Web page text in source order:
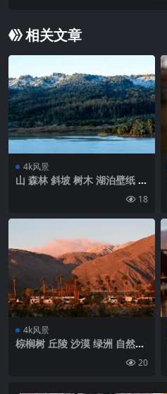
相关文章
4k风景
山 森林 斜坡 树木 湖泊壁纸 背
18
4k风景
棕榈树 丘陵 沙漠 绿洲 自然壁
20